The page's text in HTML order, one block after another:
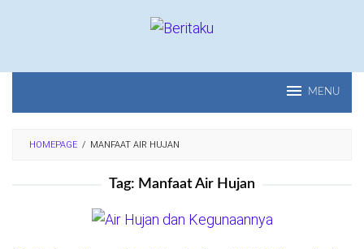
MENU
HOMEPAGE / MANFAAT AIR HUJAN
Tag: Manfaat Air Hujan